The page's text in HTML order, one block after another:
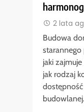
2 lata
Budowa
starannego
jaki
jak rodzaj